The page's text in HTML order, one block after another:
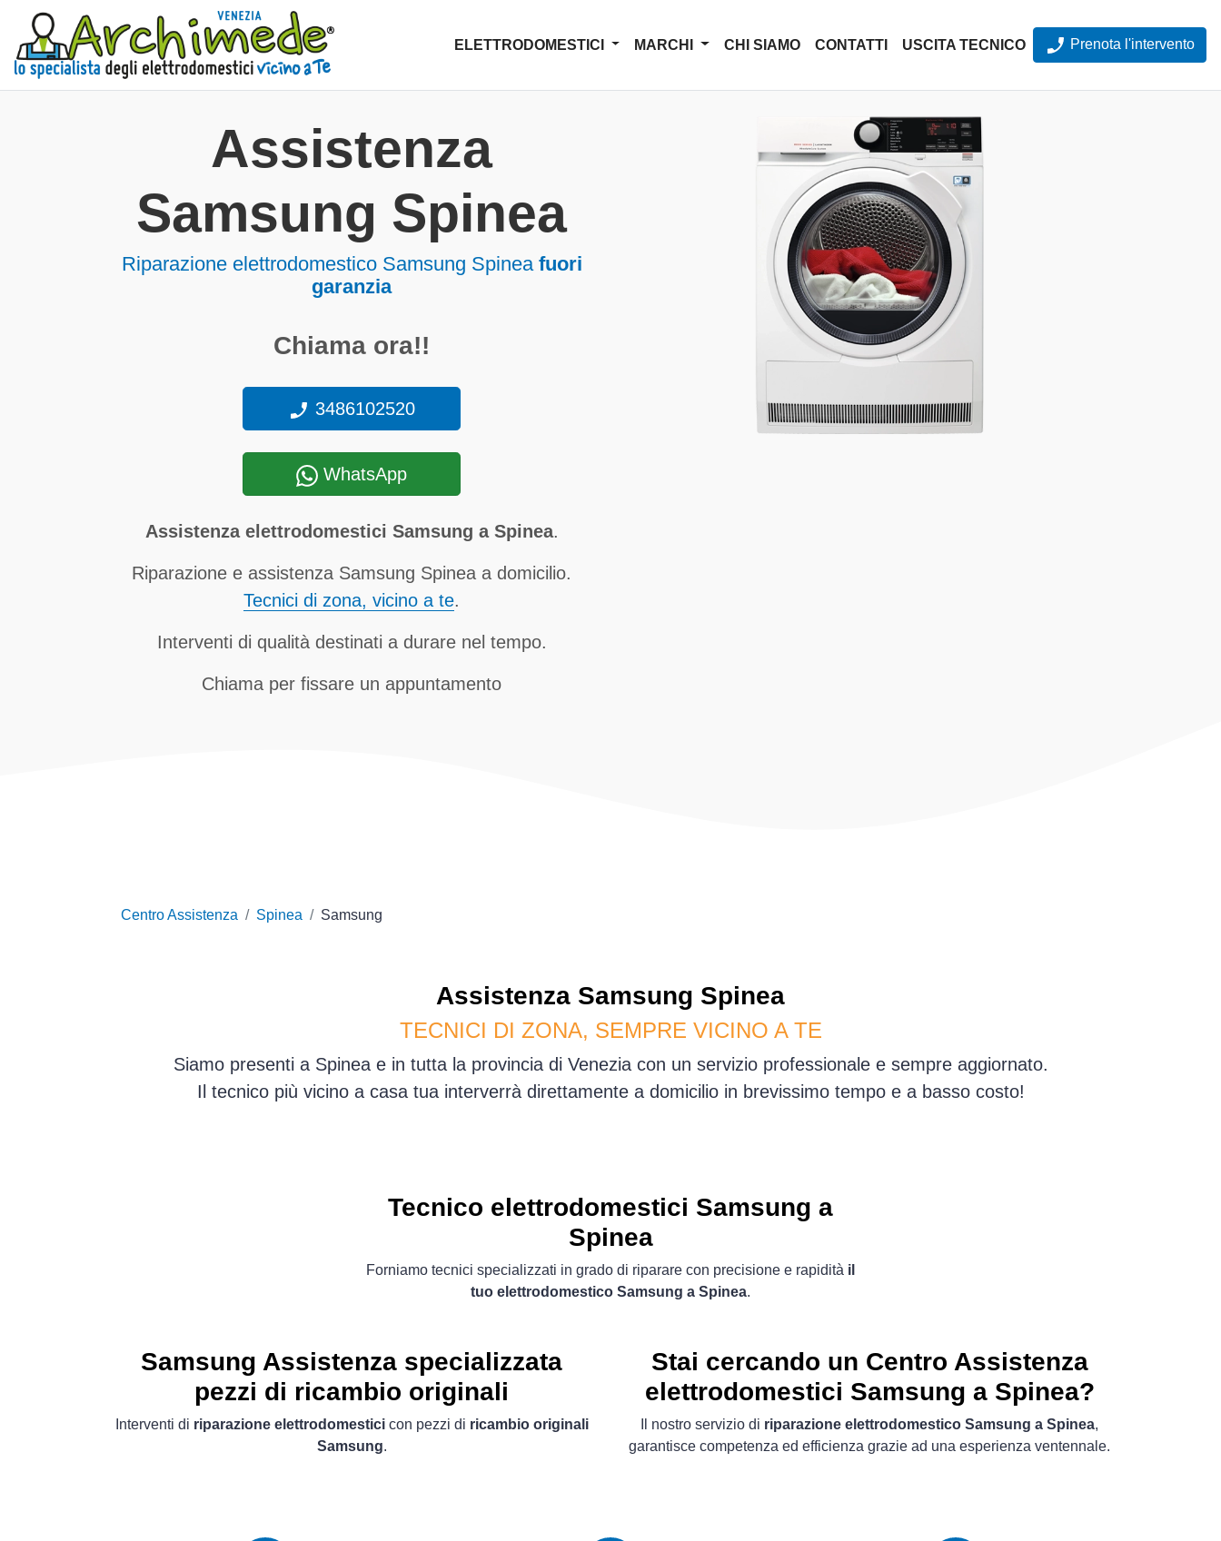
ELETTRODOMESTICI MARCHI CHI SIAMO CONTATTI USCITA TECNICO Prenota l'intervento
Assistenza
Samsung Spinea
Riparazione elettrodomestico Samsung Spinea fuori
garanzia
Chiama ora!!
3486102520
WhatsApp
Assistenza elettrodomestici Samsung a Spinea.
Riparazione e assistenza Samsung Spinea a domicilio.
Tecnici di zona, vicino a te.
Interventi di qualità destinati a durare nel tempo.
Chiama per fissare un appuntamento
Centro Assistenza Spinea Samsung
Assistenza Samsung Spinea
TECNICI DI ZONA, SEMPRE VICINO A TE
Siamo presenti a Spinea e in tutta la provincia di Venezia con un servizio professionale e sempre aggiornato.
Il tecnico più vicino a casa tua interverrà direttamente a domicilio in brevissimo tempo e a basso costo!
Tecnico elettrodomestici Samsung a
Spinea
Forniamo tecnici specializzati in grado di riparare con precisione e rapidità il
tuo elettrodomestico Samsung a Spinea.
Samsung Assistenza specializzata
pezzi di ricambio originali
Interventi di riparazione elettrodomesticicon pezzi di ricambio originali
Samsung.
Stai cercando un Centro Assistenza
elettrodomestici Samsung a Spinea?
Il nostro servizio di riparazione elettrodomestico Samsung a Spinea,
garantisce competenza ed efficienza grazie ad una esperienza ventennale.